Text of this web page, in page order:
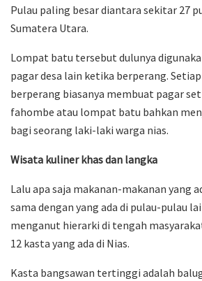
Pulau paling besar diantara sekitar 27
Sumatera Utara.
Lompat batu tersebut dulunya
pagar desa lain ketika berperang. Setiap
berperang biasanya membuat pagar
fahombe atau lompat batu bahkan
bagi seorang laki-laki warga nias.
Wisata kuliner khas dan langka
Lalu apa saja makanan-makanan yang
sama dengan yang ada di pulau-pulau
menganut hierarki di tengah
12 kasta yang ada di Nias.
Kasta bangsawan tertinggi adalah